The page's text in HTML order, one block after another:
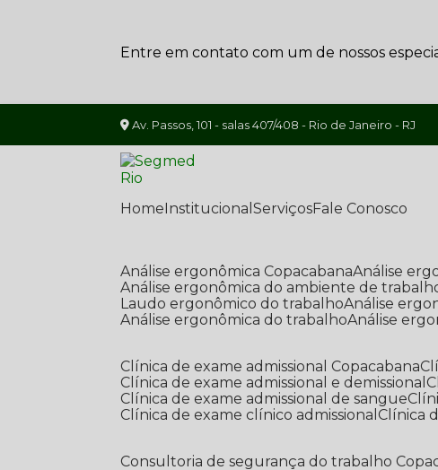
Entre em contato com um de nossos
Av. Passos, 101 - salas 407/408 - Rio de Janeiro - RJ
Home Institucional Serviços Fale Conosco
Análise ergonômica Copacabana Análise
Análise ergonômica do ambiente de
Laudo ergonômico do trabalho Análise
Análise ergonômica do trabalho Análise
Clínica de exame admissional Copacabana
Clínica de exame admissional e demissional
Clínica de exame admissional de sangue
Clínica de exame clínico admissional
Consultoria de segurança do trabalho